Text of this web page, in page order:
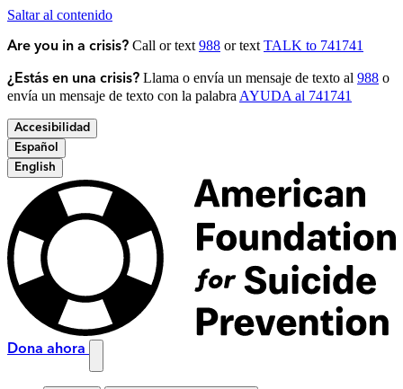
Saltar al contenido
Are you in a crisis? Call or text 988 or text TALK to 741741
¿Estás en una crisis? Llama o envía un mensaje de texto al 988 o
envía un mensaje de texto con la palabra AYUDA al 741741
Accesibilidad
Español
English
Dona ahora